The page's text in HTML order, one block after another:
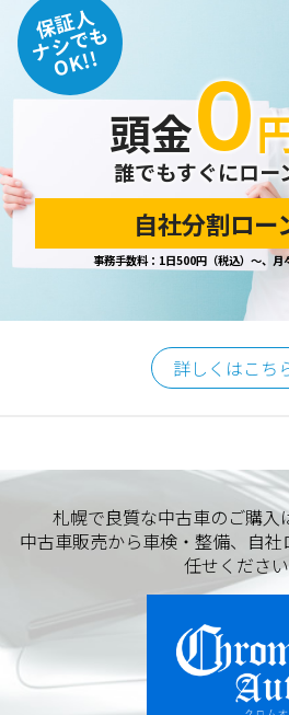
保証人
ナシでも
OK!!
頭金０
誰でもすぐにロー
自社分割ロー
事務手数料：1日500円（税込）～、
詳しくはこち
札幌で良質な中古車のご購入
中古車販売から車検・整備、自
任せくださ